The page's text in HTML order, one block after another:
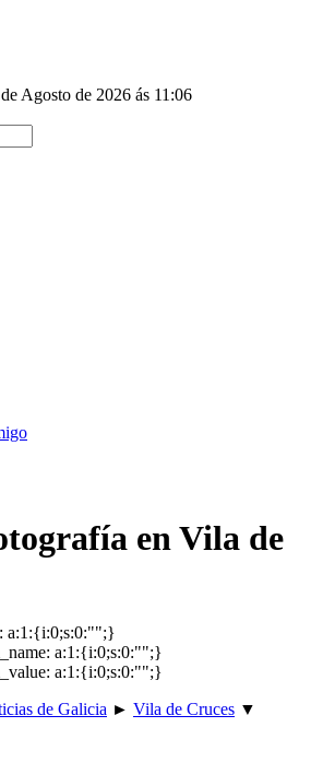
Agosto de 2026 ás 11:06
en Vila de
a:1:{i:0;s:0:"";}
a:1:{i:0;s:0:"";}
a:1:{i:0;s:0:"";}
de Galicia ► Vila de Cruces ▼